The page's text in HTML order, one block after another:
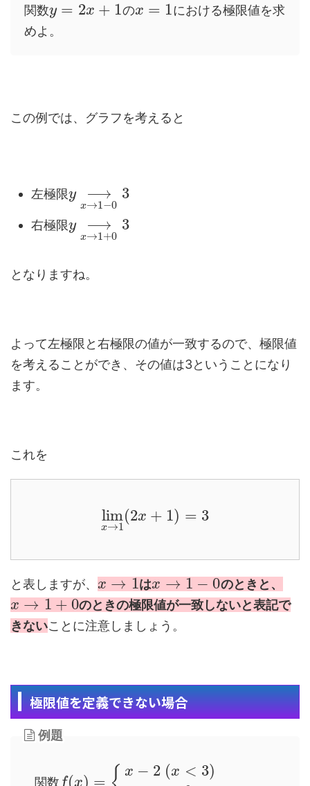
関数y = 2x + 1のx = 1における極限値を求
めよ。
この例では、グラフを考えると
左極限y ⟶
x→1−0
3
右極限y ⟶
x→1+0
3
となりますね。
よって左極限と右極限の値が一致するので、極限値
を考えることができ、その値は3ということになり
ます。
これを
lim
x→1
(2x + 1) = 3
と表しますが、 x → 1はx → 1 − 0のときと、
x → 1 + 0のときの極限値が一致しないと表記で
きないことに注意しましょう。
極限値を定義できない場合
例題
関数 f(x) =
x − 2 (x < 3)